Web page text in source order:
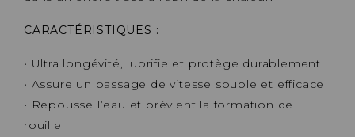
CARACTÉRISTIQUES :
• Ultra longévité, lubrifie et protège durablement
• Assure un passage de vitesse souple et efficace
• Repousse l’eau et prévient la formation de
rouille